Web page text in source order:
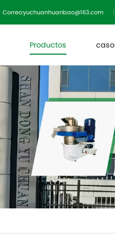
Correo:yuchuanhuanbao@163.com
Productos caso